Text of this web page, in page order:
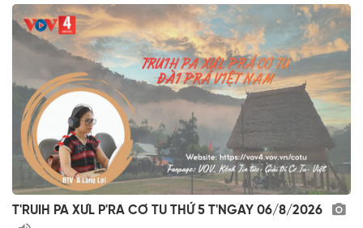
T'RUIH PA XƯL P'RA CƠ TU THỨ 5 T'NGAY 06/8/2026